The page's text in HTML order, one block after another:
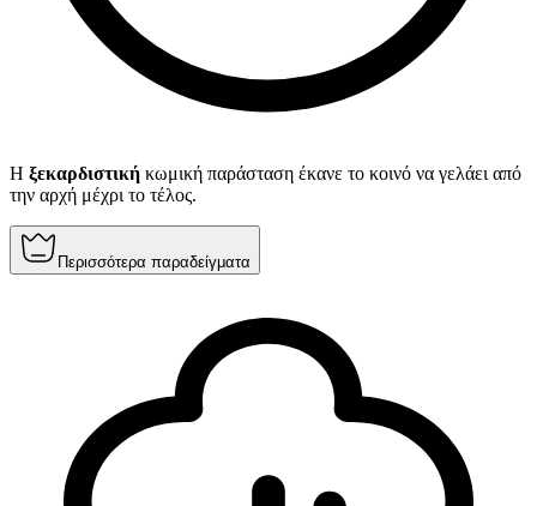
Η ξεκαρδιστική κωμική παράσταση έκανε το κοινό να γελάει από
την αρχή μέχρι το τέλος.
Περισσότερα παραδείγματα